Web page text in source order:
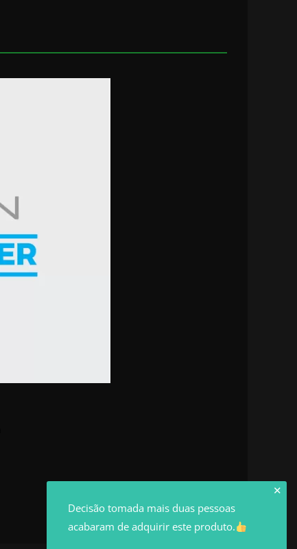
✕
Decisão tomada mais duas pessoas
acabaram de adquirir este produto.